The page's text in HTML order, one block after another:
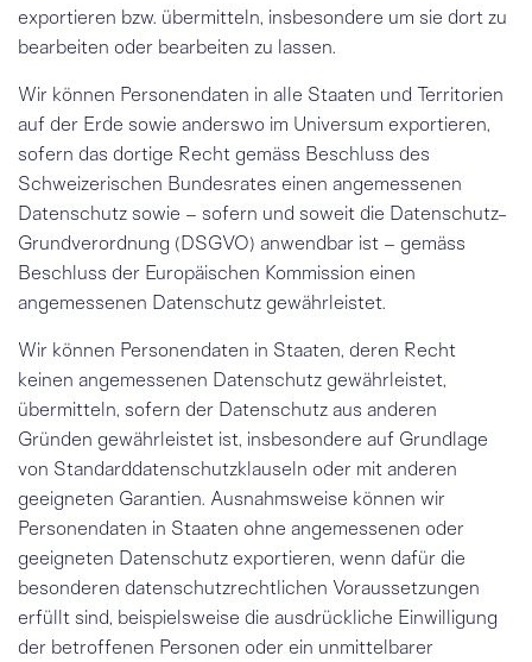
exportieren bzw. übermitteln, insbesondere um sie dort zu
bearbeiten oder bearbeiten zu lassen.
Wir können Personendaten in alle Staaten und Territorien
auf der Erde sowie anderswo im Universum exportieren,
sofern das dortige Recht gemäss Beschluss des
Schweizerischen Bundesrates einen angemessenen
Datenschutz sowie – sofern und soweit die Datenschutz-
Grundverordnung (DSGVO) anwendbar ist – gemäss
Beschluss der Europäischen Kommission einen
angemessenen Datenschutz gewährleistet.
Wir können Personendaten in Staaten, deren Recht
keinen angemessenen Datenschutz gewährleistet,
übermitteln, sofern der Datenschutz aus anderen
Gründen gewährleistet ist, insbesondere auf Grundlage
von Standard­datenschutzklauseln oder mit anderen
geeigneten Garantien. Ausnahmsweise können wir
Personendaten in Staaten ohne angemessenen oder
geeigneten Datenschutz exportieren, wenn dafür die
besonderen datenschutzrechtlichen Voraussetzungen
erfüllt sind, beispielsweise die ausdrückliche Einwilligung
der betroffenen Personen oder ein unmittelbarer